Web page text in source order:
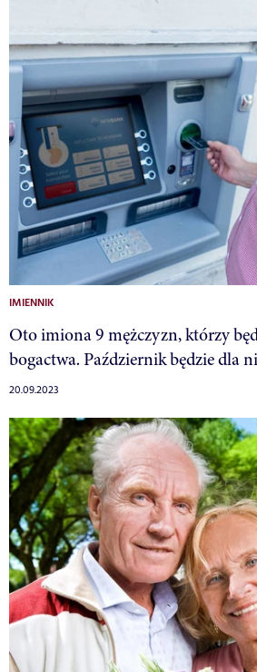
IMIENNIK
Oto imiona 9 mężczyzn, którzy
bogactwa. Październik będzie dla
20.09.2023